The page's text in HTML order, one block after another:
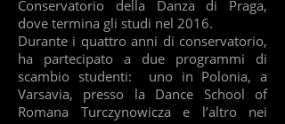
Conservatorio della Danza di Praga,
dove termina gli studi nel 2016.
Durante i quattro anni di conservatorio,
ha partecipato a due programmi di
scambio studenti: uno in Polonia, a
Varsavia, presso la Dance School of
Romana Turczynowicza e l’altro nei